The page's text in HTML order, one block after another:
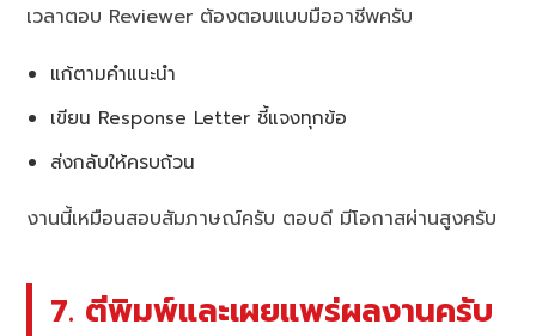
เวลาตอบ Reviewer ต้องตอบแบบมืออาชีพครับ
แก้ตามคำแนะนำ
เขียน Response Letter ชี้แจงทุกข้อ
ส่งกลับให้ครบถ้วน
งานนี้เหมือนสอบสัมภาษณ์ครับ ตอบดี มีโอกาสผ่านสูงครับ
7. ตีพิมพ์และเผยแพร่ผลงานครับ